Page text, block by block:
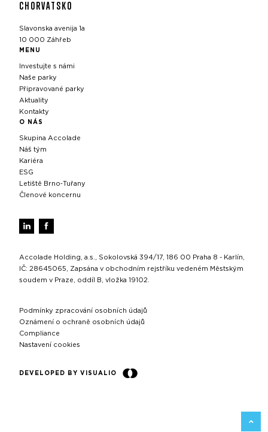
CHORVATSKO
Slavonska avenija 1a
10 000 Záhřeb
MENU
Investujte s námi
Naše parky
Připravované parky
Aktuality
Kontakty
O NÁS
Skupina Accolade
Náš tým
Kariéra
ESG
Letiště Brno‑Tuřany
Členové koncernu
Accolade Holding, a.s., Sokolovská 394/17, 186 00 Praha 8 - Karlín,
IČ: 28645065, Zapsána v obchodním rejstříku vedeném Městským
soudem v Praze, oddíl B, vložka 19102.
Podmínky zpracování osobních údajů
Oznámení o ochraně osobních údajů
Compliance
Nastavení cookies
DEVELOPED BY VISUALIO
ZPĚT